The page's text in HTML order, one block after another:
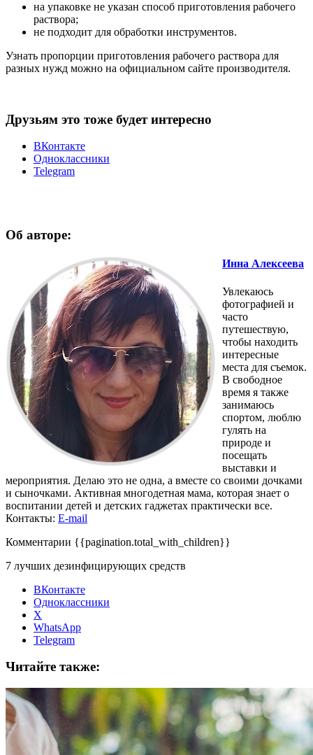
на упаковке не указан способ приготовления рабочего
раствора;
не подходит для обработки инструментов.
Узнать пропорции приготовления рабочего раствора для
разных нужд можно на официальном сайте производителя.
Друзьям это тоже будет интересно
ВКонтакте
Одноклассники
Telegram
Об авторе:
Инна Алексеева
Увлекаюсь
фотографией и
часто
путешествую,
чтобы находить
интересные
места для съемок.
В свободное
время я также
занимаюсь
спортом, люблю
гулять на
природе и
посещать
выставки и
мероприятия. Делаю это не одна, а вместе со своими дочками
и сыночками. Активная многодетная мама, которая знает о
воспитании детей и детских гаджетах практически все.
Контакты: E-mail
Комментарии {{pagination.total_with_children}}
7 лучших дезинфицирующих средств
ВКонтакте
Одноклассники
X
WhatsApp
Telegram
Читайте также: